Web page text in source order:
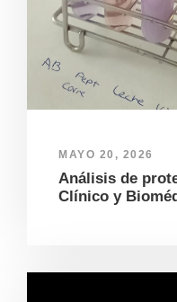
MAYO 20, 2026
Análisis de
Clínico y